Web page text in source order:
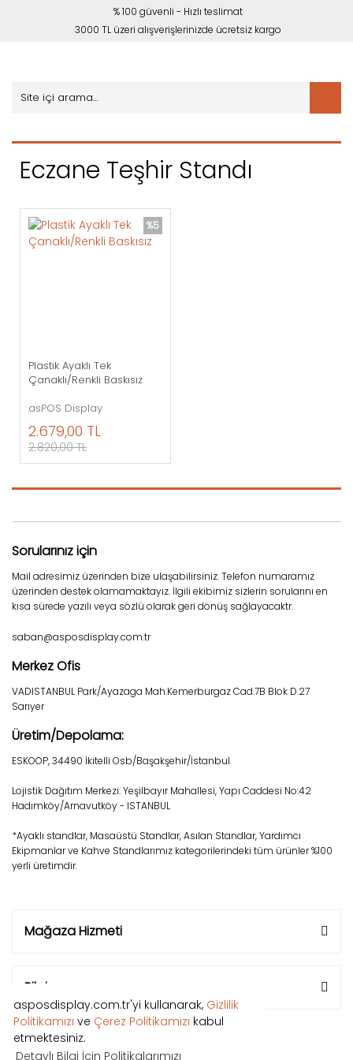
asposdisplay.com.tr'yi kullanarak, Gizlilik
Politikamızı ve Çerez Politikamızı kabul
etmektesiniz.
Detaylı Bilgi İçin Politikalarımızı
% 100 güvenli - Hızlı teslimat
3000 TL üzeri alışverişlerinizde ücretsiz kargo
Eczane Teşhir Standı
%5
Plastik Ayaklı Tek
Çanaklı/Renkli Baskısız
asPOS Display
2.679,00 TL
2.820,00 TL
Sorularınız için
Mail adresimiz üzerinden bize ulaşabilirsiniz. Telefon numaramız
üzerinden destek olamamaktayız. İlgili ekibimiz sizlerin sorularını en
kısa sürede yazılı veya sözlü olarak geri dönüş sağlayacaktr.
saban@asposdisplay.com.tr
Merkez Ofis
VADISTANBUL Park/Ayazaga Mah.Kemerburgaz Cad.7B Blok D.27
Sarıyer
Üretim/Depolama:
ESKOOP, 34490 İkitelli Osb/Başakşehir/İstanbul
Lojistik Dağıtım Merkezi: Yeşilbayır Mahallesi, Yapı Caddesi No:42
Hadımköy/Arnavutköy - ISTANBUL
*Ayaklı standlar, Masaüstü Standlar, Asılan Standlar, Yardımcı
Ekipmanlar ve Kahve Standlarımız kategorilerindeki tüm ürünler %100
yerli üretimdir.
Mağaza Hizmeti
Bilgi